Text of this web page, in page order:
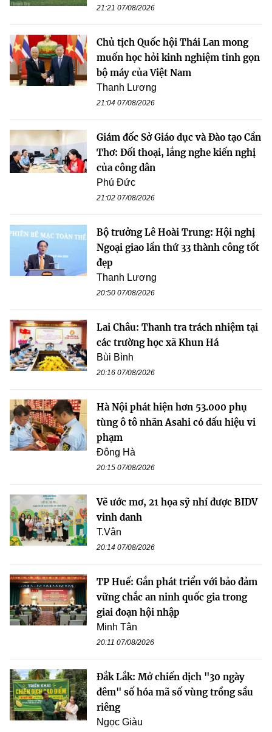
21:21 07/08/2026
Chủ tịch Quốc hội Thái Lan mong
muốn học hỏi kinh nghiệm tinh gọn
bộ máy của Việt Nam
Thanh Lương
21:04 07/08/2026
Giám đốc Sở Giáo dục và Đào tạo Cần
Thơ: Đối thoại, lắng nghe kiến nghị
của công dân
Phú Đức
21:02 07/08/2026
Bộ trưởng Lê Hoài Trung: Hội nghị
Ngoại giao lần thứ 33 thành công tốt
đẹp
Thanh Lương
20:50 07/08/2026
Lai Châu: Thanh tra trách nhiệm tại
các trường học xã Khun Há
Bùi Bình
20:16 07/08/2026
Hà Nội phát hiện hơn 53.000 phụ
tùng ô tô nhãn Asahi có dấu hiệu vi
phạm
Đông Hà
20:15 07/08/2026
Vẽ ước mơ, 21 họa sỹ nhí được BIDV
vinh danh
T.Vân
20:14 07/08/2026
TP Huế: Gắn phát triển với bảo đảm
vững chắc an ninh quốc gia trong
giai đoạn hội nhập
Minh Tân
20:11 07/08/2026
Đắk Lắk: Mở chiến dịch "30 ngày
đêm" số hóa mã số vùng trồng sầu
riêng
Ngọc Giàu